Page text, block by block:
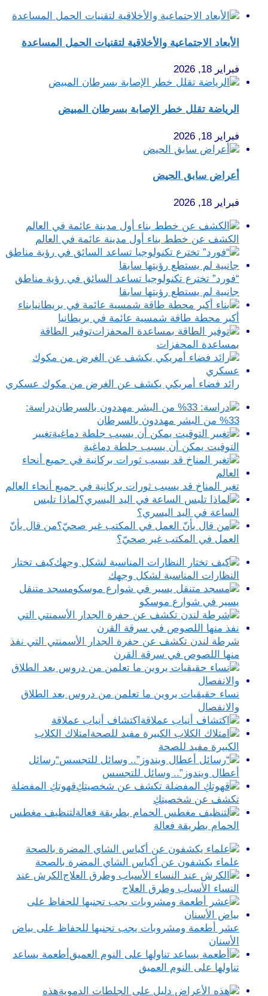
الأبعاد الاجتماعية والأخلاقية لتقنيات الحمل المساعدة
فبراير 18, 2026
الرياضة تقلل خطر الإصابة بسرطان المبيض
فبراير 18, 2026
أعراض سابق الحيض
فبراير 18, 2026
الكشف عن خطط بناء أول مدينة عائمة في العالم
“فورد” تخترع تكنولوجيا تساعد السائق في رؤية مناطق
جانبية لم يستطع رؤيتها سابقا
بناء
أكبر محطة طاقة شمسية عائمة في بريطانيا
توفير الطاقة
بمساعدة المحفزات
رائد فضاء أمريكي يكشف عن الغرض من مكوك عسكري
دراسة:
33% من البشر مهددون بالسرطان
تغيير
التوقيت يمكن أن يسبب جلطة دماغية
تغير المناخ قد يسبب ثورات بركانية في جميع أنحاء العالم
لماذا تلبس
الساعة في اليد اليسري؟
من قال بأنّ
العمل في المكتب غير صحيّ؟
كيف تختار
النظارات المناسبة لشكل وجهك
مسجد متنقل
يسير في شوارع موسكو
شرطة لندن تكشف عن حفرة الجدار الأسمنتي التي نفذ
منها اللصوص في سرقة القرن
نساء حقيقيات يروين ما تعلمن من دروس بعد الطلاق
والانفصال
اكتشاف أنياب عملاقة
امتلاك الكلاب
الكبيرة مفيد للصحة
“رسائل
أعطال ويندوز”.. وسائل للتجسس
قهوتكِ المفضلة
تكشف عن شخصيتكِ
لتنظيف مغطس
الحمام بطريقة فعالة
علماء يكشفون عن أكياس الشاي المضرة بالصحة
الكرش عند
النساء الأسباب وطرق العلاج
عشر أطعمة ومشروبات يجب تجنبها للحفاظ على بياض
الأسنان
أطعمة يساعد
تناولها على النوم العميق
هذه